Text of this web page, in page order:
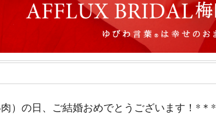
オンラインショールーム
来店予約について
）の日、ご結婚おめでとうございます！*＊*